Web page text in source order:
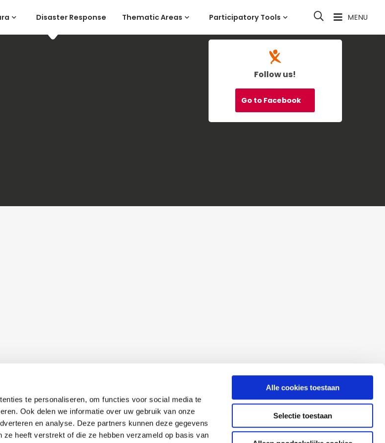
te personaliseren, om functies voor social media te
Ook delen we informatie over uw gebruik van onze
en analyse. Deze partners kunnen deze gegevens
ze heeft verstrekt of die ze hebben verzameld op basis van
Alle cookies toestaan
Selectie toestaan
Disaster Response Thematic Areas Participatory Tools MENU
Follow us!
Go to Facebook